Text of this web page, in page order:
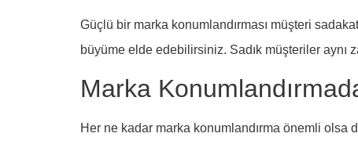
Güçlü bir marka konumlandırması müşteri
büyüme elde edebilirsiniz. Sadık müşteriler aynı
Marka
Her ne kadar marka konumlandırma önemli